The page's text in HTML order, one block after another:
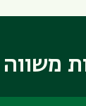
משווה